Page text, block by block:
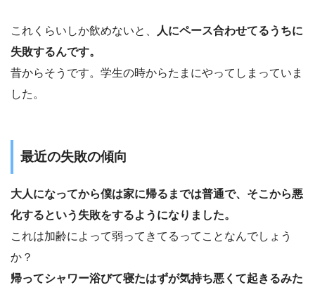
これくらいしか飲めないと、
人にペース合わせてるうちに
失敗するんです。
昔からそうです。学生の時からたまにやってしまっていま
した。
最近の失敗の傾向
大人になってから僕は家に帰るまでは普通で、そこから悪
化するという失敗をするようになりました。
これは加齢によって弱ってきてるってことなんでしょう
か？
帰ってシャワー浴びて寝たはずが気持ち悪くて起きるみた